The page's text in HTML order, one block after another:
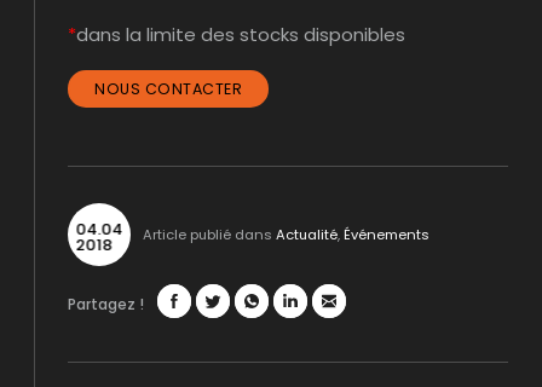
*dans la limite des stocks disponibles
NOUS CONTACTER
04.04
2018 Article publié dans Actualité,Événements
Partagez !